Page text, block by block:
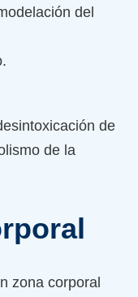
del
de
de la
zona corporal